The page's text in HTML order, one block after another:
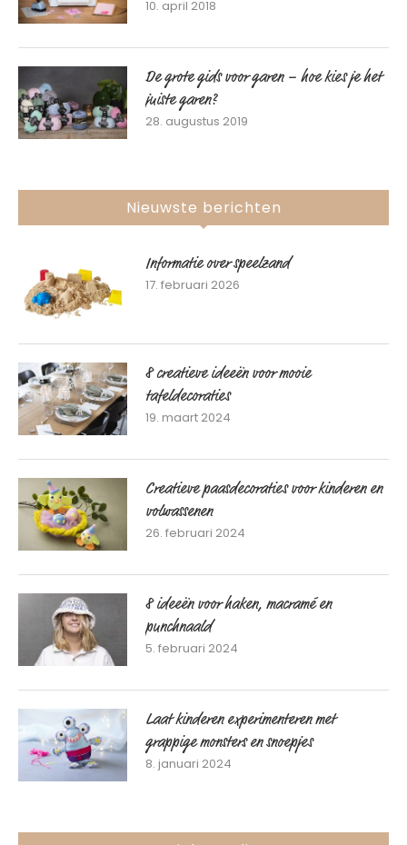
10. april 2018
De grote gids voor garen – hoe kies je het
juiste garen?
28. augustus 2019
Nieuwste berichten
Informatie over speelzand
17. februari 2026
8 creatieve ideeën voor mooie
tafeldecoraties
19. maart 2024
Creatieve paasdecoraties voor kinderen en
volwassenen
26. februari 2024
8 ideeën voor haken, macramé en
punchnaald
5. februari 2024
Laat kinderen experimenteren met
grappige monsters en snoepjes
8. januari 2024